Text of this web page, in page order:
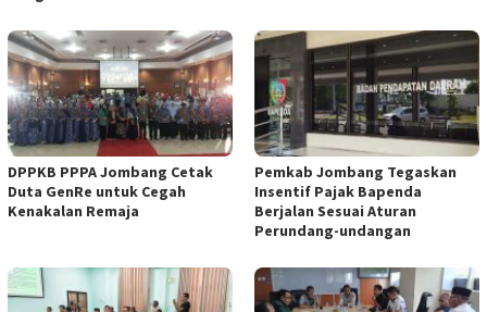
DPPKB PPPA Jombang Cetak
Duta GenRe untuk Cegah
Kenakalan Remaja
Pemkab Jombang Tegaskan
Insentif Pajak Bapenda
Berjalan Sesuai Aturan
Perundang-undangan